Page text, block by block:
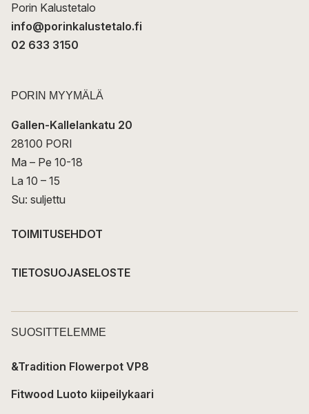
Porin Kalustetalo
info@porinkalustetalo.fi
02 633 3150
PORIN MYYMÄLÄ
Gallen-Kallelankatu 20
28100 PORI
Ma – Pe 10-18
La 10 – 15
Su: suljettu
TOIMITUSEHDOT
TIETOSUOJASELOSTE
SUOSITTELEMME
&Tradition Flowerpot VP8
Fitwood Luoto kiipeilykaari